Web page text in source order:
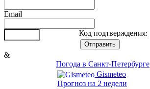
Email
Код подтверждения:
&
Погода в Санкт-Петербурге
Gismeteo
Прогноз на 2 недели